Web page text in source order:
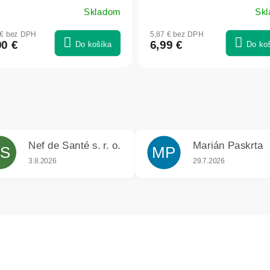
Skladom
bez DPH
€ Do košíka
5,87 € bez DPH
6,99 € Do
Nef de Santé s. r. o.
Hodnotenie obchodu je 5 z 5 hviezdičiek.
3.8.2026 MP Marián Paskrta
Hodnotenie obchodu
29.7.2026